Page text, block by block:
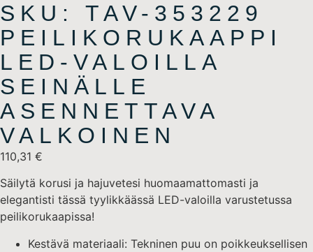
SKU: TAV-353229
PEILIKORUKAAPPI
LED-VALOILLA
SEINÄLLE
ASENNETTAVA
VALKOINEN
110,31 €
Säilytä korusi ja hajuvetesi huomaamattomasti ja
elegantisti tässä tyylikkäässä LED-valoilla varustetussa
peilikorukaapissa!
Kestävä materiaali: Tekninen puu on poikkeuksellisen